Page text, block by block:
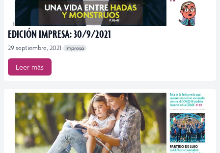
EDICIÓN IMPRESA: 30/9/2021
29 septiembre, 2021 Impreso
Leer más